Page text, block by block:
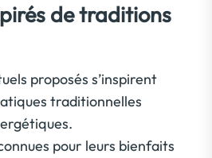
de traditions
proposés s’inspirent
traditionnelles
pour leurs bienfaits